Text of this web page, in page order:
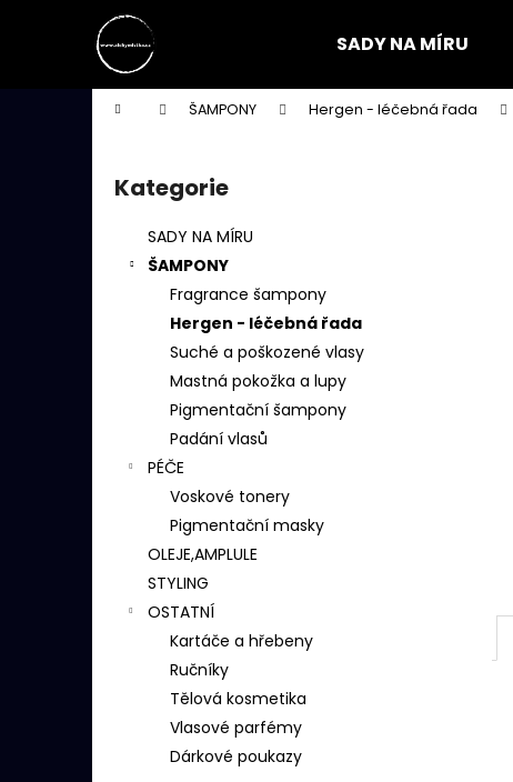
SADY NA MÍRU
Domů ŠAMPONY Hergen - léčebná řada
Přeskočit
kategorie
Kategorie
SADY NA MÍRU
ŠAMPONY
Fragrance šampony
Hergen - léčebná řada
Suché a poškozené vlasy
Mastná pokožka a lupy
Pigmentační šampony
Padání vlasů
PÉČE
Voskové tonery
Pigmentační masky
OLEJE,AMPLULE
STYLING
OSTATNÍ
Kartáče a hřebeny
Ručníky
Tělová kosmetika
Vlasové parfémy
Dárkové poukazy
Zpět
Zpět
HERGEN B2 - VYŽIVUJÍCÍ MASKA PRO
KŘEHKÉ VLASY
690 Kč